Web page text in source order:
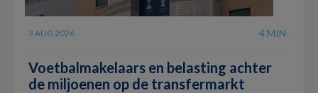
3 AUG 2026 4 MIN
Voetbalmakelaars en belasting achter
de miljoenen op de transfermarkt